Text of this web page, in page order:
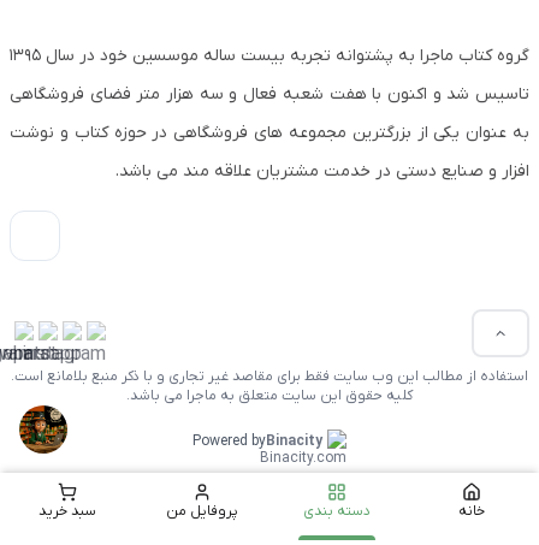
گروه کتاب ماجرا به پشتوانه تجربه بیست ساله موسسین خود در سال ۱۳۹۵
تاسیس شد و اکنون با هفت شعبه فعال و سه هزار متر فضای فروشگاهی
به عنوان یکی از بزرگترین مجموعه های فروشگاهی در حوزه کتاب و نوشت
افزار و صنایع دستی در خدمت مشتریان علاقه مند می باشد.
استفاده از مطالب این وب سایت فقط برای مقاصد غیر تجاری و با ذکر منبع بلامانع است.
کلیه حقوق این سایت متعلق به ماجرا می باشد.
Powered byBinacity
خانه دسته بندی پروفایل من سبد خرید